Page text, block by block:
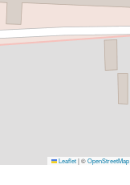
Leaflet|©OpenStreetMap